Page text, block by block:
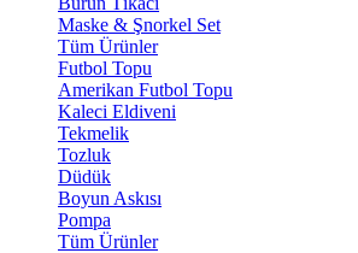
Maske & Şnorkel Set
Tüm Ürünler
Futbol Topu
Amerikan Futbol Topu
Kaleci Eldiveni
Tekmelik
Tozluk
Düdük
Boyun Askısı
Pompa
Tüm Ürünler